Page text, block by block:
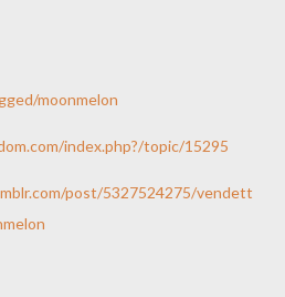
moonmelon
index.php?/topic/15295
post/5327524275/vendett